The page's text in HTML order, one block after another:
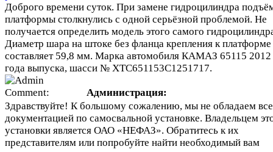
Доброго времени суток. При замене гидроцилиндра
платформы столкнулись с одной серьёзной проблемой. Не
получается определить модель этого самого
Диаметр шара на штоке без фланца крепления к платформе
составляет 59,8 мм. Марка автомобиля КАМАЗ 65115 2012
года выпуска, шасси № XTC651153C1251717.
Администрация:
Здравствуйте! К большому сожалению, мы не обладаем
документацией по самосвальной установке. Владельцем
установки является ОАО «НЕФАЗ». Обратитесь к их
представителям или попробуйте найти необходимый вам